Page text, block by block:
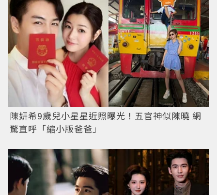
陳妍希9歲兒小星星近照曝光！五官神似陳曉 網
驚直呼「縮小版爸爸」